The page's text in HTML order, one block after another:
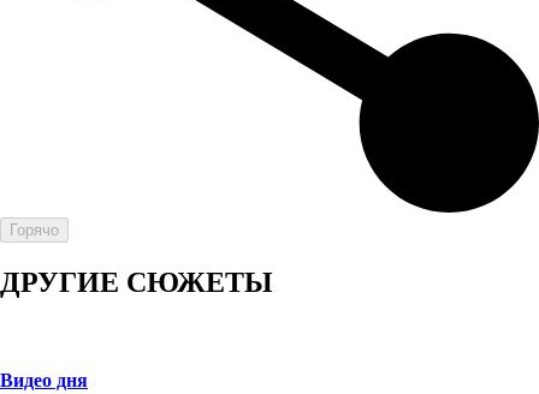
Горячо
ДРУГИЕ СЮЖЕТЫ
Видео дня